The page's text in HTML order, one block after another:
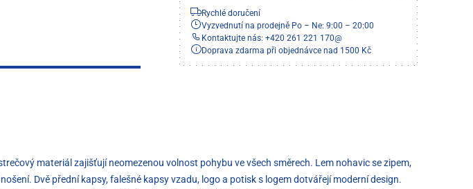
Rychlé doručení
Vyzvednutí na prodejně Po – Ne: 9:00 – 20:00
Kontaktujte nás: +420 261 221 170@
Doprava zdarma při objednávce nad 1500 Kč
materiál zajišťují neomezenou volnost pohybu ve všech směrech. Lem nohavic se zipem,
Dvě přední kapsy, falešné kapsy vzadu, logo a potisk s logem dotvářejí moderní design.